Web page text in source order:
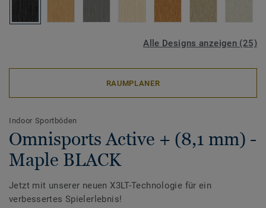
Alle Designs anzeigen (25)
RAUMPLANER
Indoor Sportböden
Omnisports Active + (8,1 mm) -
Maple BLACK
Jetzt mit unserer neuen X3LT-Technologie für ein
verbessertes Spielerlebnis!